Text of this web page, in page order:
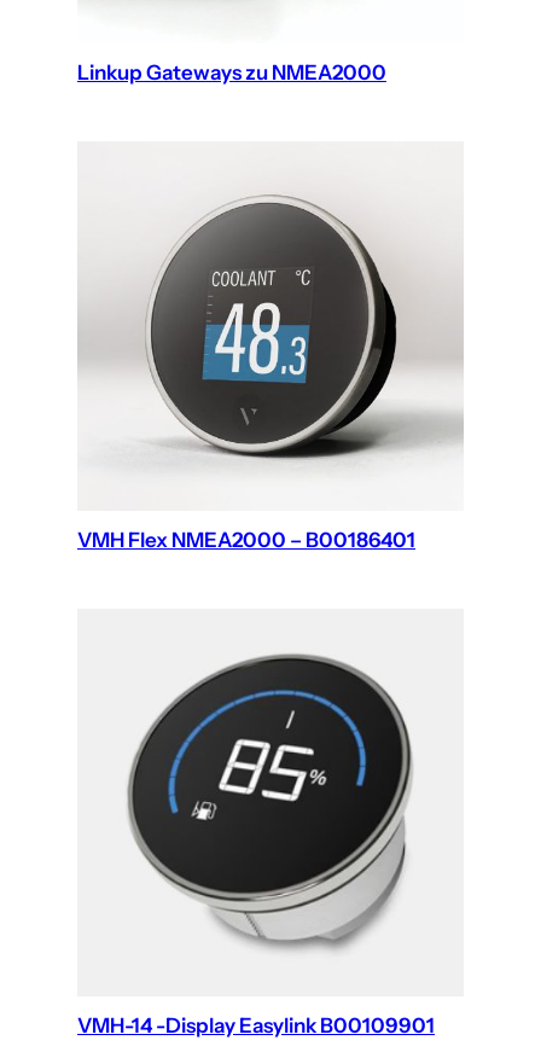
Linkup Gateways zu NMEA2000
VMH Flex NMEA2000 – B00186401
VMH-14 -Display Easylink B00109901